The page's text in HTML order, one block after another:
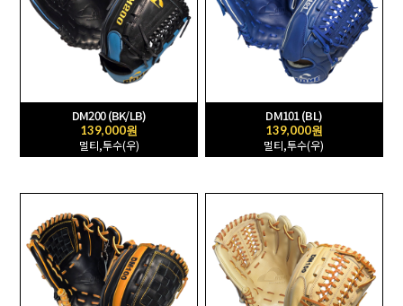
DM200 (BK/LB)
139,000원
멀티,투수(우)
DM101 (BL)
139,000원
멀티,투수(우)